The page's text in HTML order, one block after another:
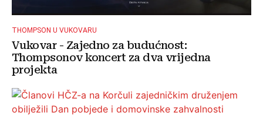
THOMPSON U VUKOVARU
Vukovar - Zajedno za budućnost:
Thompsonov koncert za dva vrijedna
projekta